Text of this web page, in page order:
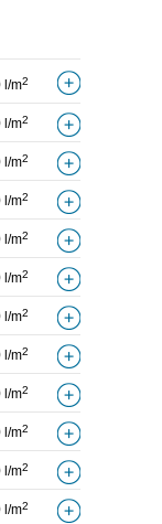
l/m2
l/m2
l/m2
l/m2
l/m2
l/m2
l/m2
l/m2
l/m2
l/m2
l/m2
l/m2